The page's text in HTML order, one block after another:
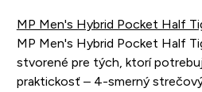
MP Men's Hybrid Pocket Half
MP Men's Hybrid Pocket Half
stvorené pre tých, ktorí
praktickosť – 4-smerný